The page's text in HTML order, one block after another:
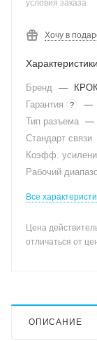
условия заказа
Хочу в
Характеристики
Бренд —
Гарантия
? —
Тип разъема —
Стандарт связи
Коэфф.
Рабочий
Все
Цена
отличаться от
ОПИСАНИЕ